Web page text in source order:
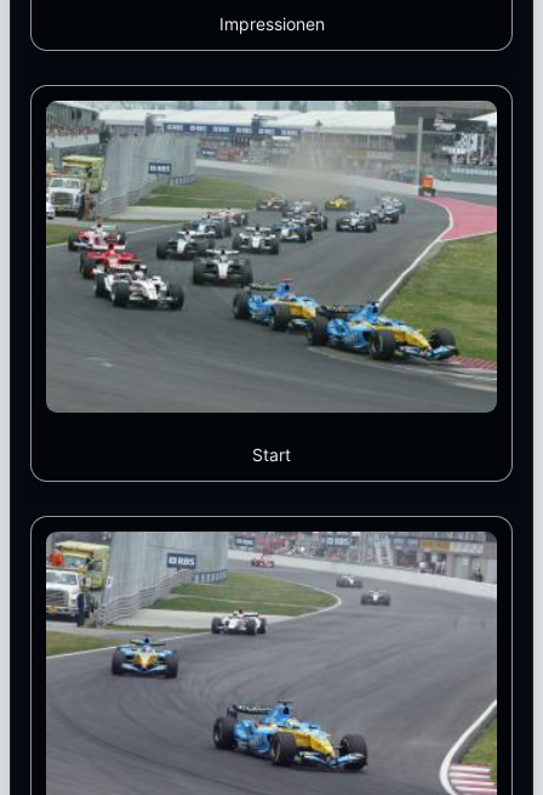
Impressionen
Start